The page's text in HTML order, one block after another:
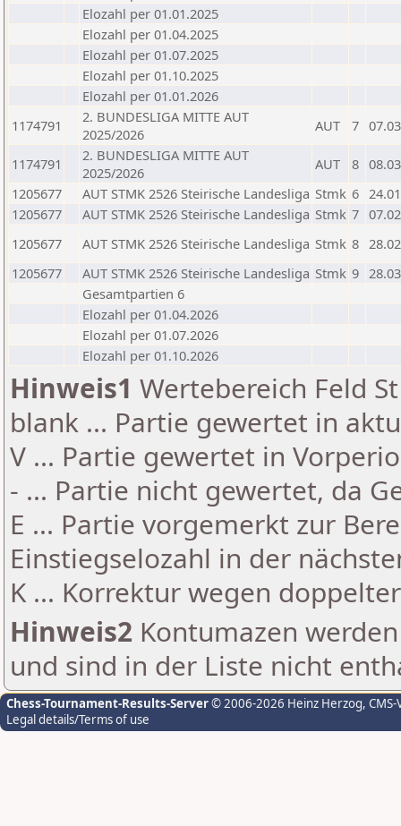
Elozahl per 01.01.2025
Elozahl per 01.04.2025
Elozahl per 01.07.2025
Elozahl per 01.10.2025
Elozahl per 01.01.2026
1174791
2. BUNDESLIGA MITTE AUT
2025/2026
AUT 7
1174791
2. BUNDESLIGA MITTE AUT
2025/2026
AUT 8
1205677
AUT STMK 2526 Steirische Landesliga Stmk 6
1205677
AUT STMK 2526 Steirische Landesliga Stmk 7
1205677
AUT STMK 2526 Steirische Landesliga Stmk 8
1205677
AUT STMK 2526 Steirische Landesliga Stmk 9
Gesamtpartien 6
Elozahl per 01.04.2026
Elozahl per 01.07.2026
Elozahl per 01.10.2026
Hinweis1 Wertebereich Feld
blank ... Partie gewertet in
V ... Partie gewertet in
- ... Partie nicht gewertet, da
E ... Partie vorgemerkt zur
Einstiegselozahl in der
K ... Korrektur wegen
Hinweis2 Kontumazen
und sind in der Liste nicht
Chess-Tournament-Results-Server© 2006-2026 Heinz Herzog,
Legal details/Terms of use